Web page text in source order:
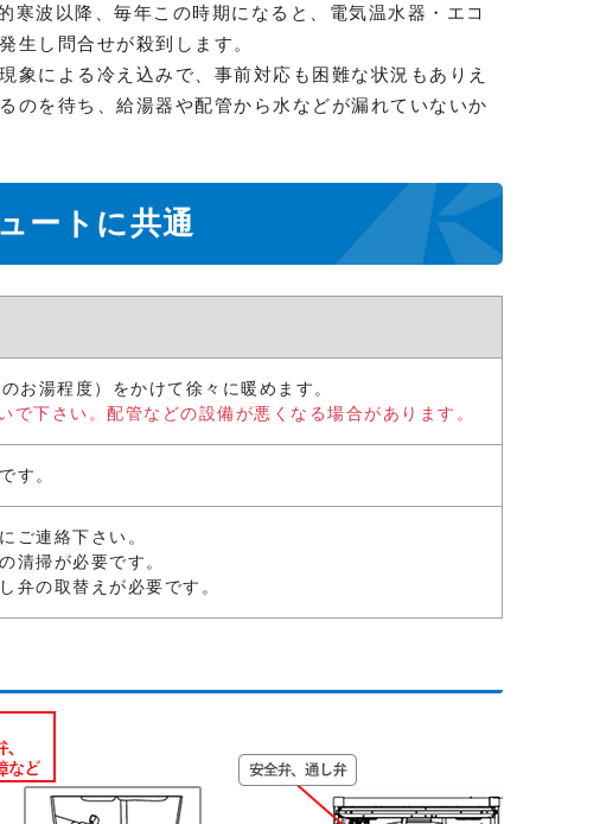
波以降、毎年この時期になると、電気温水器・エコ
生し問合せが殺到します。
による冷え込みで、事前対応も困難な状況もありえ
のを待ち、給湯器や配管から水などが漏れていないか
ートに共通
お湯程度）をかけて徐々に暖めます。
で下さい。配管などの設備が悪くなる場合があります。
す。
にご連絡下さい。
清掃が必要です。
弁の取替えが必要です。